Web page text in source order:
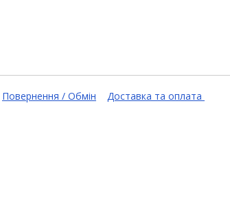
Повернення / Обмін Доставка та оплата